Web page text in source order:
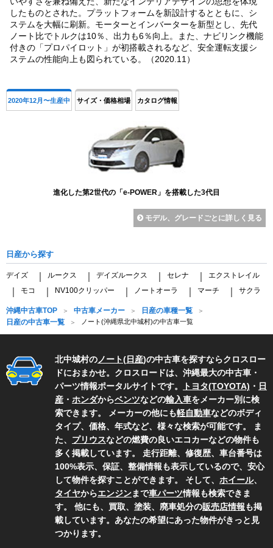
したものとされた。プラットフォームを新設計するとともに、シ
ステムを大幅に刷新。モーターとインバーターを新型とし、先代
ノート比でトルクは10％、出力も6％向上。また、ナビリンク機能
付きの「プロパイロット」が初搭載されるなど、安全運転支援シ
ステムの性能向上も図られている。（2020.11）
2020年12月〜生産中 サイズ・価格相場 カタログ情報
進化した第2世代の「e-POWER」を搭載した3代目
モデル、グレードごとに詳しく見る
日産から探す
デイズ ルークス デイズルークス セレナ エクストレイル
モコ NV100クリッパー ノートオーラ マーチ サクラ
沖縄中古車TOP 中古車メーカー
日産の車種一覧
日産の中古車一覧
ノート(沖縄県北中城村)の中古車一覧
北中城村のノート(日産)の中古車を探すならクロスロー
ドにおまかせ。クロスロードは、沖縄最大の中古車・
パーツ情報ポータルサイトです。
トヨタ(TOYOTA) ・ 日
産 ・ ホンダからベンツなどの輸入車をメーカー別に検
索できます。 メーカーの他にも軽自動車などのボディ
タイプ、価格、年式など、様々な検索が可能です。 ま
た、 プリウスなどの燃費の良いエコカーなどの物件も
多く掲載しています。 走行距離、修復歴、車台番号は
100%表示、保証、整備情報も表示しているので、安心
して物件を探すことができます。 そして、 ホイール、
タイヤからエンジンまで車パーツ情報も検索できま
す。 他にも、買取、塗装、廃車処分の販売店情報も掲
載しています。あなたの希望にあった物件がきっと見
つかります。